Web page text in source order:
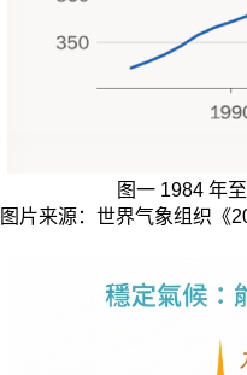
图一 1984 年
图片来源：世界气象组织《